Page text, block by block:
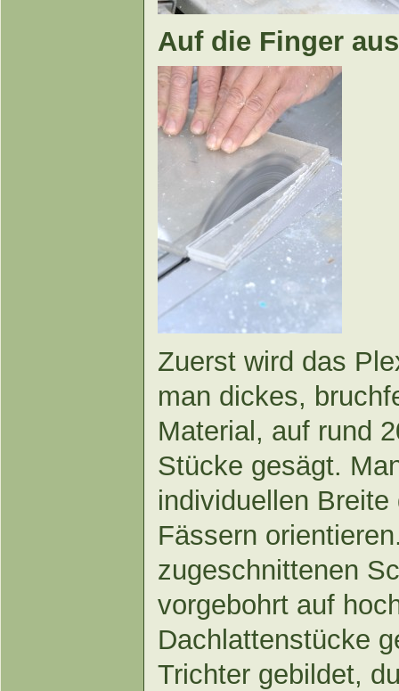
Auf die Finger
Zuerst wird das
man dickes,
Material, auf rund
Stücke gesägt.
individuellen
Fässern
zugeschnittenen
vorgebohrt auf
Dachlattenstücke
Trichter gebildet,